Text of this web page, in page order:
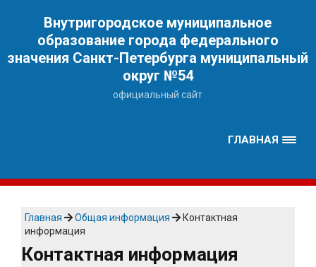
Внутригородское муниципальное
образование города федерального
значения Санкт-Петербурга муниципальный
округ №54
официальный сайт
ГЛАВНАЯ
Главная Общая информация
Контактная
информация
Контактная информация